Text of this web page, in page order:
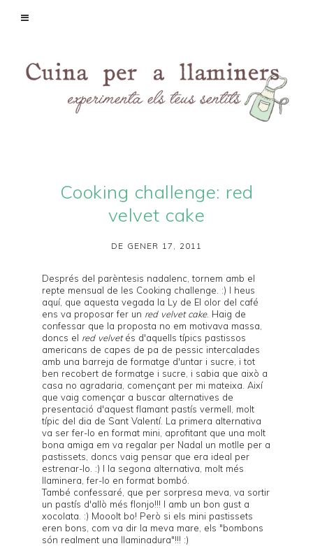
Cooking challenge: red
velvet cake
DE GENER 17, 2011
Després del parèntesis nadalenc, tornem amb el
repte mensual de les Cooking challenge . :) I heus
aquí, que aquesta vegada la Ly de El olor del café
ens va proposar fer un red velvet cake. Haig de
confessar que la proposta no em motivava massa,
doncs el red velvetés d'aquells típics pastissos
americans de capes de pa de pessic intercalades
amb una barreja de formatge d'untar i sucre, i tot
ben recobert de formatge i sucre, i sabia que això a
casa no agradaria, començant per mi mateixa. Així
que vaig començar a buscar alternatives de
presentació d'aquest flamant pastís vermell, molt
típic del dia de Sant Valentí. La primera alternativa
va ser fer-lo en format mini, aprofitant que una molt
bona amiga em va regalar per Nadal un motlle per a
pastissets, doncs vaig pensar que era ideal per
estrenar-lo. :) I la segona alternativa, molt més
llaminera, fer-lo en format bombó.
També confessaré, que per sorpresa meva, va sortir
un pastís d'allò més flonjo!!! I amb un bon gust a
xocolata. :) Mooolt bo! Però si els mini pastissets
eren bons, com va dir la meva mare, els "bombons
són realment una llaminadura"!!! :)